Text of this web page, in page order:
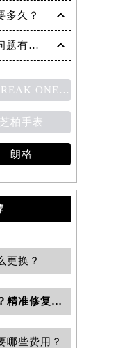
多久？
雅典手表的走时异常问题有哪些？
雅典FREAK ONE奇想腕表
芝柏手表
朗格
更换？
雅典机械表日历走慢？精准修复秘籍助您轻松解决
哪些费用？